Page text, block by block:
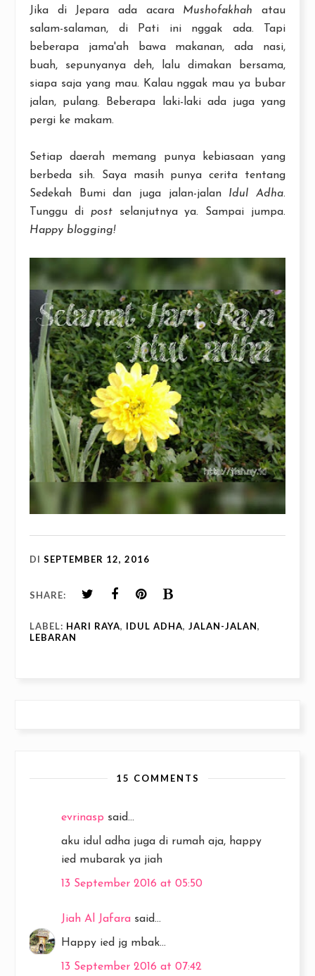
Jika di Jepara ada acara Mushofakhah atau
salam-salaman, di Pati ini nggak ada. Tapi
beberapa jama'ah bawa makanan, ada nasi,
buah, sepunyanya deh, lalu dimakan bersama,
siapa saja yang mau. Kalau nggak mau ya bubar
jalan, pulang. Beberapa laki-laki ada juga yang
pergi ke makam.
Setiap daerah memang punya kebiasaan yang
berbeda sih. Saya masih punya cerita tentang
Sedekah Bumi dan juga jalan-jalan Idul Adha.
Tunggu di postselanjutnya ya. Sampai jumpa.
Happy blogging!
DI SEPTEMBER 12, 2016
SHARE:
LABEL: HARI RAYA, IDUL ADHA, JALAN-JALAN,
LEBARAN
15 COMMENTS
evrinasp said...
aku idul adha juga di rumah aja, happy
ied mubarak ya jiah
13 September 2016 at 05:50
Jiah Al Jafara said...
Happy ied jg mbak...
13 September 2016 at 07:42